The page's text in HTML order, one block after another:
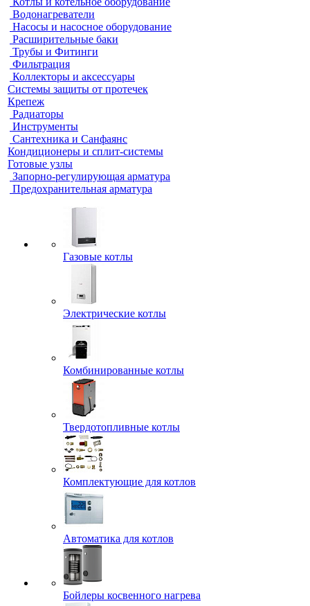
Водонагреватели
Насосы и насосное оборудование
Расширительные баки
Трубы и Фитинги
Фильтрация
Коллекторы и аксессуары
Системы защиты от протечек
Крепеж
Радиаторы
Инструменты
Сантехника и Санфаянс
Кондиционеры и сплит-системы
Готовые узлы
Запорно-регулирующая арматура
Предохранительная арматура
Газовые котлы
Электрические котлы
Комбинированные котлы
Твердотопливные котлы
Комплектующие для котлов
Автоматика для котлов
Бойлеры косвенного нагрева